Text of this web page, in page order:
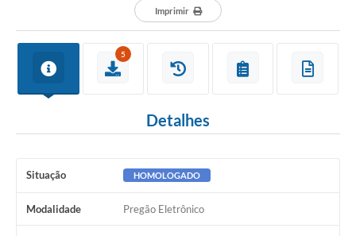
Imprimir
5
Detalhes
Situação HOMOLOGADO
Modalidade Pregão Eletrônico